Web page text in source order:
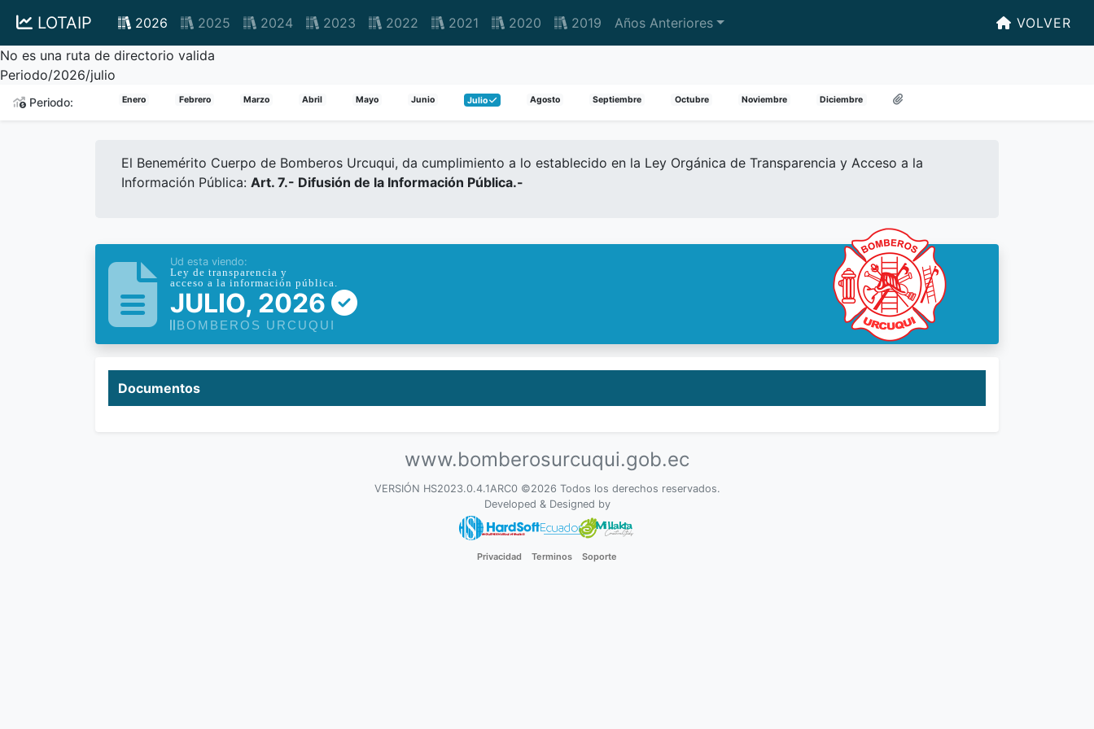
No es una ruta de directorio valida
Periodo/2026/julio
LOTAIP 2026 2025 2024 2023 2022 2021 2020 2019 Años Anteriores VOLVER
Periodo: Enero Febrero Marzo Abril Mayo Junio Julio Agosto Septiembre Octubre Noviembre Diciembre
El Benemérito Cuerpo de Bomberos Urcuqui, da cumplimiento a lo establecido en la Ley Orgánica de Transparencia y Acceso a la
Información Pública: Art. 7.- Difusión de la Información Pública.-
Ud esta viendo:
Ley de transparencia y
acceso a la información pública.
JULIO, 2026
BOMBEROS URCUQUI
Documentos
www.bomberosurcuqui.gob.ec
VERSIÓN HS2023.0.4.1ARC0 ©2026 Todos los derechos reservados.
Developed & Designed by
Privacidad Terminos Soporte